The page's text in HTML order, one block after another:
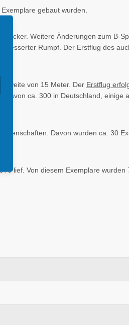
gebaut wurden.
Weitere Änderungen zum B-
Rumpf. Der Erstflug des
von 15 Meter. Der Erstflug
davon ca. 300 in Deutschland, einige
Davon wurden ca. 30
lief. Von diesem Exemplare wurden